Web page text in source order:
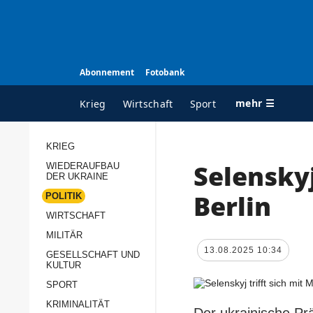
Abonnement Fotobank
Krieg Wirtschaft Sport mehr ☰
ALLE RUBRIKEN
Wiederaufbau der
Politik
Militär
KRIEG
WIEDERAUFBAU
DER UKRAINE
POLITIK
WIRTSCHAFT
MILITÄR
GESELLSCHAFT UND
KULTUR
SPORT
KRIMINALITÄT
Berlin
13.08.2025 10:34